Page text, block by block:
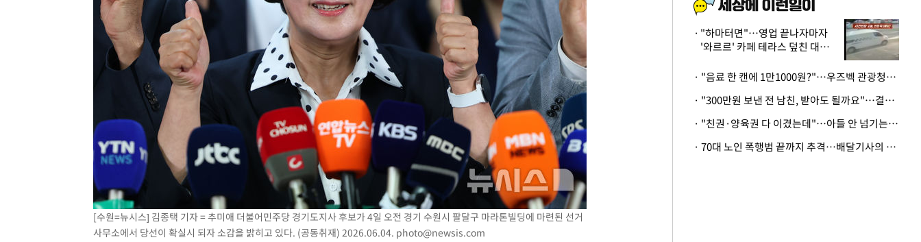
[수원=뉴시스] 김종택 기자 = 추미애 더불어민주당 경기도지사 후보가 4일 오전 경기 수원시 팔달구 마라톤빌딩에 마련된 선거
사무소에서 당선이 확실시 되자 소감을 밝히고 있다. (공동취재) 2026.06.04. photo@newsis.com
"하마터면"…영업 끝나자마자
'와르르' 카페 테라스 덮친 대리
· "음료 한 캔에 1만1000원?"…우즈벡 관광청까지 나섰다, 유튜버 폭로 후폭풍
· "300만원 보낸 전 남친, 받아도 될까요"…결혼 앞둔 예비신부의 뜻밖 고충
· "친권·양육권 다 이겼는데"…아들 안 넘기는 아내에 '강제집행' 가능할까
· 70대 노인 폭행범 끝까지 추격…배달기사의 용기, 추가 피해 막았다